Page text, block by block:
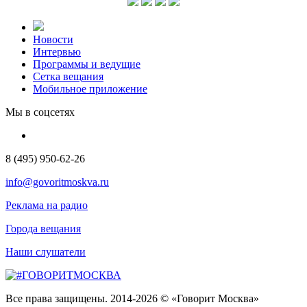
Новости
Интервью
Программы и ведущие
Сетка вещания
Мобильное приложение
Мы в соцсетях
8 (495) 950-62-26
info@govoritmoskva.ru
Реклама на радио
Города вещания
Наши слушатели
Все права защищены. 2014-2026 © «Говорит Москва»